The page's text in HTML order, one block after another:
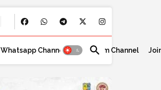
Whatsapp Channel Telegram Channel